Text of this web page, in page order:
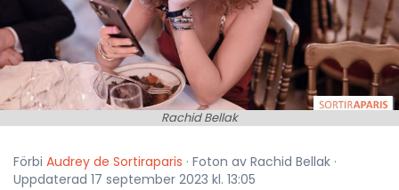
Rachid Bellak
Förbi Audrey de Sortiraparis · Foton av Rachid Bellak ·
Uppdaterad 17 september 2023 kl. 13:05